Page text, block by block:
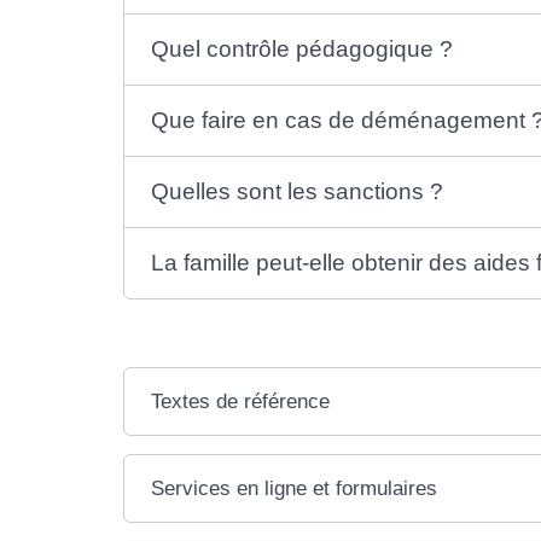
Quel contrôle pédagogique ?
Que faire en cas de déménagement
Quelles sont les sanctions ?
La famille peut-elle obtenir des aides
Textes de référence
Services en ligne et formulaires